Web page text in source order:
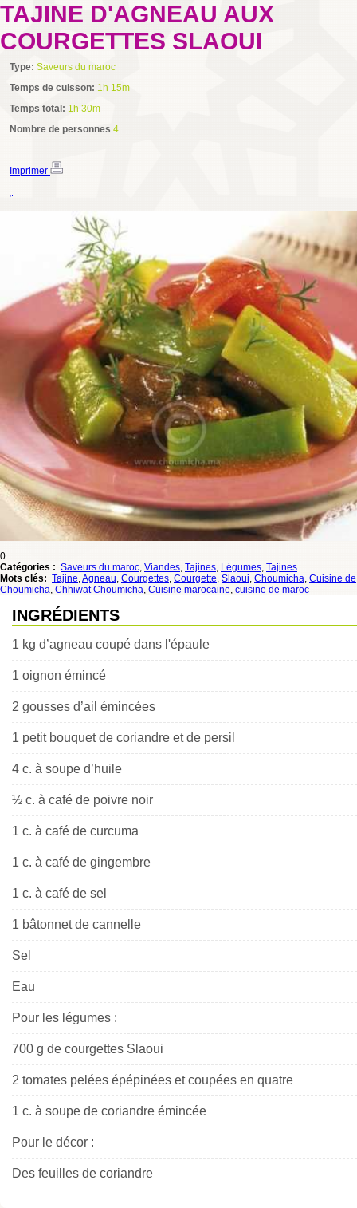
TAJINE D'AGNEAU AUX
COURGETTES SLAOUI
Type: Saveurs du maroc
Temps de cuisson: 1h 15m
Temps total: 1h 30m
Nombre de personnes 4
Imprimer
0
Catégories : Saveurs du maroc, Viandes, Tajines, Légumes, Tajines
Mots clés: Tajine,Agneau, Courgettes, Courgette, Slaoui, Choumicha, Cuisine de
Choumicha, Chhiwat Choumicha, Cuisine marocaine, cuisine de maroc
INGRÉDIENTS
1 kg d’agneau coupé dans l'épaule
1 oignon émincé
2 gousses d’ail émincées
1 petit bouquet de coriandre et de persil
4 c. à soupe d’huile
½ c. à café de poivre noir
1 c. à café de curcuma
1 c. à café de gingembre
1 c. à café de sel
1 bâtonnet de cannelle
Sel
Eau
Pour les légumes :
700 g de courgettes Slaoui
2 tomates pelées épépinées et coupées en quatre
1 c. à soupe de coriandre émincée
Pour le décor :
Des feuilles de coriandre